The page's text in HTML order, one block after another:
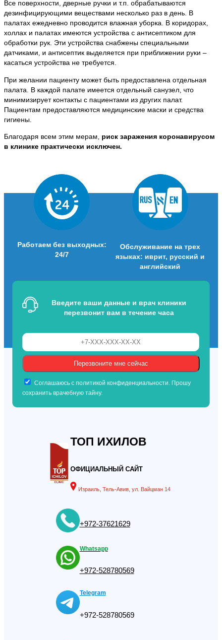
Все поверхности, дверные ручки и т.п. обрабатываются
дезинфицирующими веществами несколько раз в день. В
палатах ежедневно проводится влажная уборка. В коридорах,
холлах и палатах имеются устройства с антисептиком для
обработки рук. Эти устройства снабжены специальными
датчиками, и антисептик выделяется при приближении руки –
касаться устройства не требуется.
При желании пациенту может быть предоставлена отдельная
палата. В каждой палате имеется отдельный санузел, что
минимизирует контакты с пациентами из других палат.
Пациентам предоставляются медицинские маски и средства
гигиены.
Благодаря всем этим мерам, риск заражения коронавирусом
в клинике практически исключен.
Работаем без выходных:
24/7
Обслуживание на трех
языках: иврит, русский и
английский
Введите ваши данные и врач клиники
перезвонит вам в течение часа
Соглашаюсь с политикой конфиденциальности. Прошу
сохранить врачебную тайну.
ТОП ИХИЛОВ
ОФИЦИАЛЬНЫЙ САЙТ
Израиль, Тель-Авив, ул. Вайцман 14
+972-37621629
Whatsapp
+972-528780569
Telegram
+972-528780569